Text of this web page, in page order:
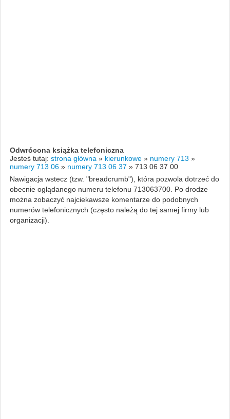
Odwrócona książka telefoniczna
Jesteś tutaj: strona główna » kierunkowe » numery 713 »
numery 713 06 » numery 713 06 37 » 713 06 37 00
Nawigacja wstecz (tzw. "breadcrumb"), która pozwola dotrzeć do
obecnie oglądanego numeru telefonu 713063700. Po drodze
można zobaczyć najciekawsze komentarze do podobnych
numerów telefonicznych (często należą do tej samej firmy lub
organizacji).